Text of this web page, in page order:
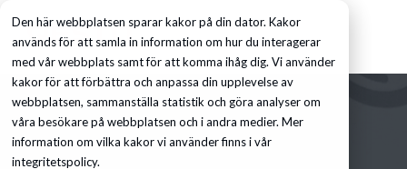
Den här webbplatsen sparar kakor på din dator. Kakor
används för att samla in information om hur du interagerar
med vår webbplats samt för att komma ihåg dig. Vi använder
kakor för att förbättra och anpassa din upplevelse av
webbplatsen, sammanställa statistik och göra analyser om
våra besökare på webbplatsen och i andra medier. Mer
information om vilka kakor vi använder finns i vår
integritetspolicy.